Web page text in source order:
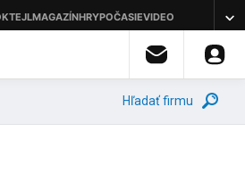
Hľadať firmu